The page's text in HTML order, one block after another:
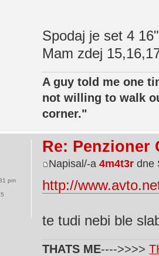
Spodaj je set 4
Mam zdej
A guy told me one
not willing to walk
corner."
Re: Penzioner
Napisal/-a4m4t3r dne
http://
te tudi nebi ble
THATS ME---->>>>
pm